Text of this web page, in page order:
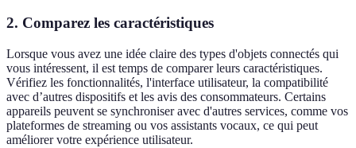
2. Comparez les caractéristiques
Lorsque vous avez une idée claire des types d'objets connectés qui
vous intéressent, il est temps de comparer leurs caractéristiques.
Vérifiez les fonctionnalités, l'interface utilisateur, la compatibilité
avec d’autres dispositifs et les avis des consommateurs. Certains
appareils peuvent se synchroniser avec d'autres services, comme vos
plateformes de streaming ou vos assistants vocaux, ce qui peut
améliorer votre expérience utilisateur.